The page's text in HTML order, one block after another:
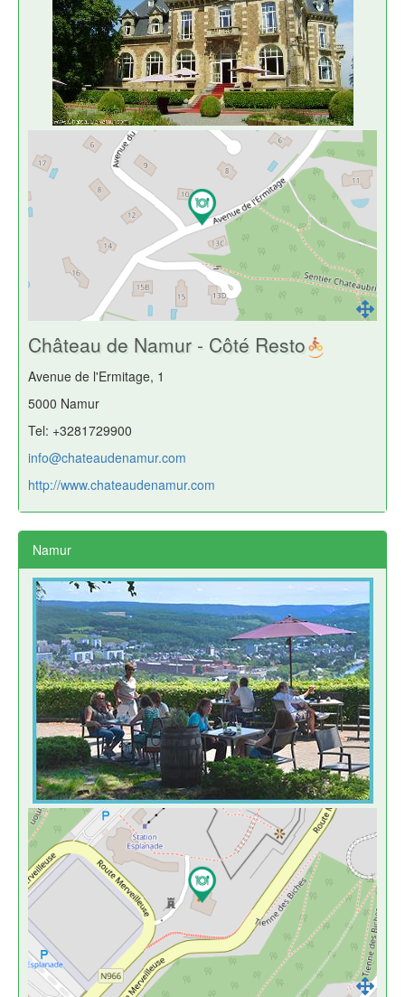
Château de Namur - Côté Resto
Avenue de l'Ermitage, 1
5000 Namur
Tel: +3281729900
info@chateaudenamur.com
http://www.chateaudenamur.com
Namur